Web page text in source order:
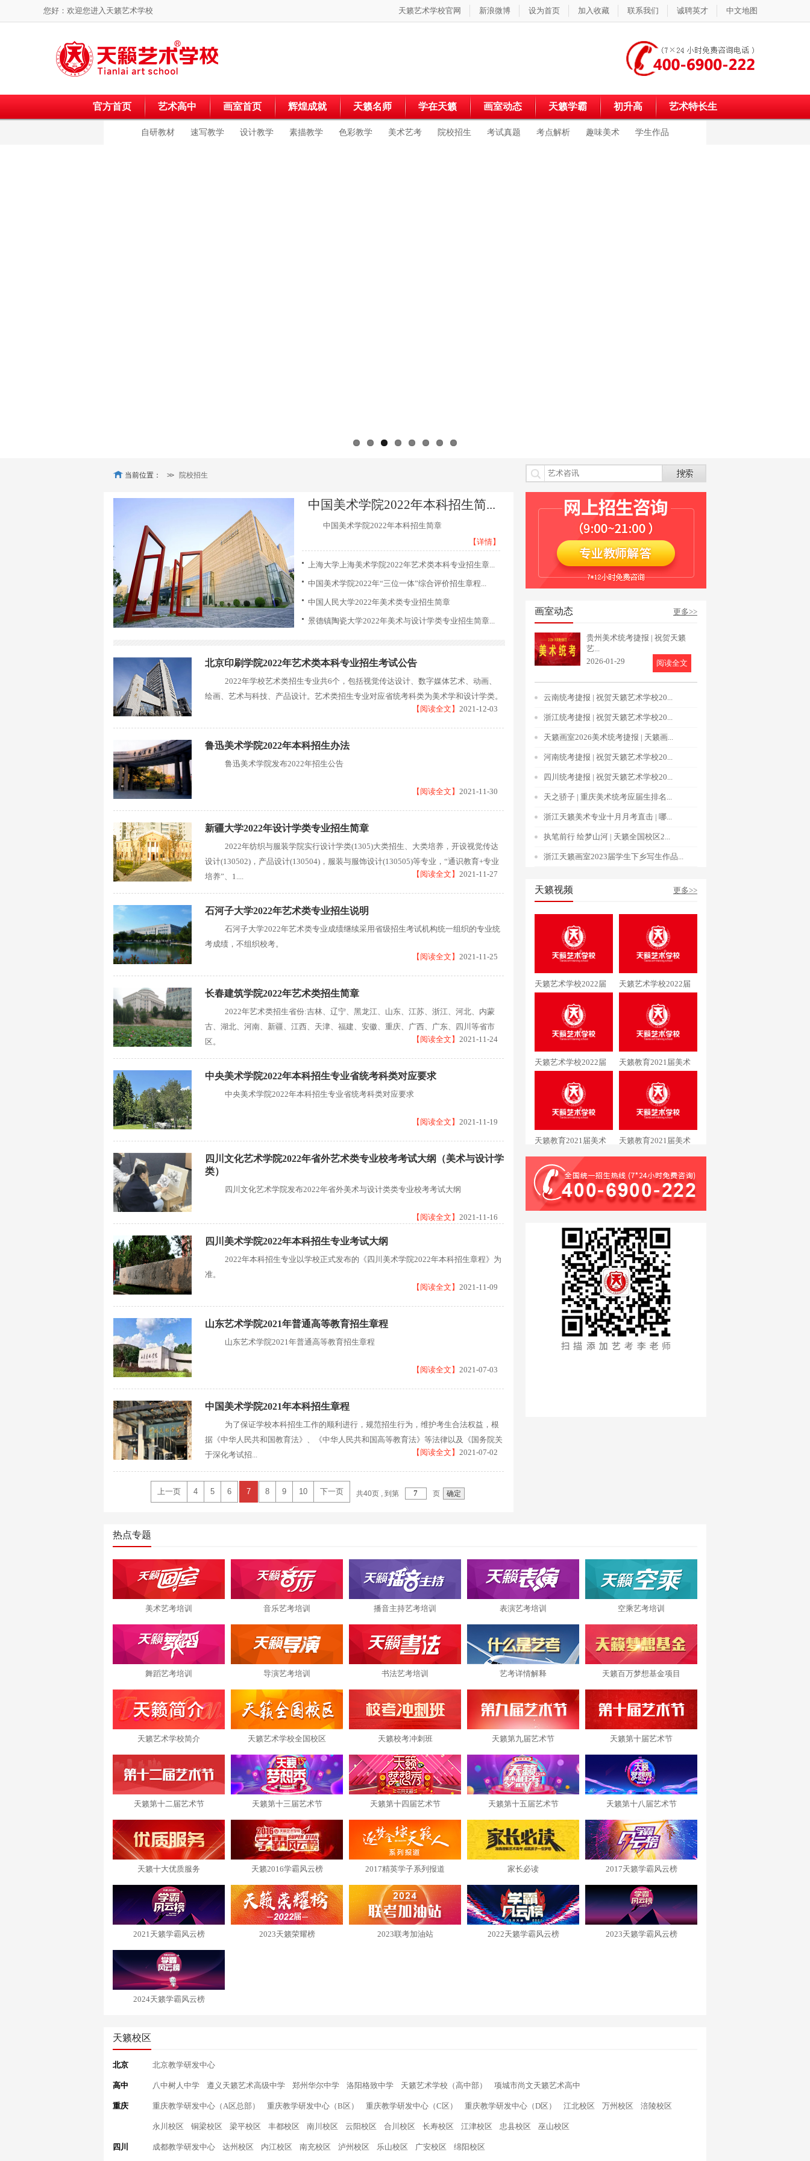
您好：欢迎您进入 天籁艺术学校 天籁艺术学校官网 新浪微博 设为首页 加入收藏 联系我们 诚聘英才 中文地图
官方首页 艺术高中 画室首页 辉煌成就 天籁名师 学在天籁 画室动态 天籁学霸 初升高 艺术特长生
自研教材 速写教学 设计教学 素描教学 色彩教学 美术艺考 院校招生 考试真题 考点解析 趣味美术 学生作品
当前位置： >> 院校招生
中国美术学院2022年本科招生简...
中国美术学院2022年本科招生简章
【详情】
上海大学上海美术学院2022年艺术类本科专业招生章...
中国美术学院2022年“三位一体”综合评价招生章程...
中国人民大学2022年美术类专业招生简章
景德镇陶瓷大学2022年美术与设计学类专业招生简章...
北京印刷学院2022年艺术类本科专业招生考试公告
2022年学校艺术类招生专业共6个，包括视觉传达设计、数字媒体艺术、动画、
绘画、艺术与科技、产品设计。艺术类招生专业对应省统考科类为美术学和设计学类。
【阅读全文】 2021-12-03
鲁迅美术学院2022年本科招生办法
鲁迅美术学院发布2022年招生公告
【阅读全文】 2021-11-30
新疆大学2022年设计学类专业招生简章
2022年纺织与服装学院实行设计学类(1305)大类招生、大类培养，开设视觉传达
设计(130502)，产品设计(130504)，服装与服饰设计(130505)等专业，“通识教育+专业
培养”、1....
【阅读全文】 2021-11-27
石河子大学2022年艺术类专业招生说明
石河子大学2022年艺术类专业成绩继续采用省级招生考试机构统一组织的专业统
考成绩，不组织校考。
【阅读全文】 2021-11-25
长春建筑学院2022年艺术类招生简章
2022年艺术类招生省份:吉林、辽宁、黑龙江、山东、江苏、浙江、河北、内蒙
古、湖北、河南、新疆、江西、天津、福建、安徽、重庆、广西、广东、四川等省市
区。
【阅读全文】 2021-11-24
中央美术学院2022年本科招生专业省统考科类对应要求
中央美术学院2022年本科招生专业省统考科类对应要求
【阅读全文】 2021-11-19
四川文化艺术学院2022年省外艺术类专业校考考试大纲（美术与设计学
类）
四川文化艺术学院发布2022年省外美术与设计类类专业校考考试大纲
【阅读全文】 2021-11-16
四川美术学院2022年本科招生专业考试大纲
2022年本科招生专业以学校正式发布的《四川美术学院2022年本科招生章程》为
准。
【阅读全文】 2021-11-09
山东艺术学院2021年普通高等教育招生章程
山东艺术学院2021年普通高等教育招生章程
【阅读全文】 2021-07-03
中国美术学院2021年本科招生章程
为了保证学校本科招生工作的顺利进行，规范招生行为，维护考生合法权益，根
据《中华人民共和国教育法》、《中华人民共和国高等教育法》等法律以及《国务院关
于深化考试招...
【阅读全文】 2021-07-02
上一页 4 5 6 7 8 9 10 下一页 共40页 , 到第 页 确定
画室动态 更多>>
贵州美术统考捷报 | 祝贺天籁
艺...
2026-01-29
阅读全文
云南统考捷报 | 祝贺天籁艺术学校20...
浙江统考捷报 | 祝贺天籁艺术学校20...
天籁画室2026美术统考捷报 | 天籁画...
河南统考捷报 | 祝贺天籁艺术学校20...
四川统考捷报 | 祝贺天籁艺术学校20...
天之骄子 | 重庆美术统考应届生排名...
浙江天籁美术专业十月月考直击 | 哪...
执笔前行 绘梦山河 | 天籁全国校区2...
浙江天籁画室2023届学生下乡写生作品...
天籁视频 更多>>
天籁艺术学校2022届
美术专业李同学通过清
天籁艺术学校2022届
美术专业阳同学通过中
央美术学院
天籁艺术学校2022届
美术专业黄同学通过中
国美术学院
天籁教育2021届美术
专业潘同学通过清华大
天籁教育2021届美术
专业黄同学通过清华大
学
天籁教育2021届美术
术学院
热点专题
美术艺考培训 音乐艺考培训 播音主持艺考培训 表演艺考培训 空乘艺考培训
舞蹈艺考培训 导演艺考培训 书法艺考培训 艺考详情解释 天籁百万梦想基金项目
天籁艺术学校简介 天籁艺术学校全国校区 天籁校考冲刺班 天籁第九届艺术节 天籁第十届艺术节
天籁第十二届艺术节 天籁第十三届艺术节 天籁第十四届艺术节 天籁第十五届艺术节 天籁第十八届艺术节
天籁十大优质服务 天籁2016学霸风云榜 2017精英学子系列报道 家长必读 2017天籁学霸风云榜
2021天籁学霸风云榜 2023天籁荣耀榜 2023联考加油站 2022天籁学霸风云榜 2023天籁学霸风云榜
2024天籁学霸风云榜
天籁校区
北京 北京教学研发中心
高中 八中树人中学 遵义天籁艺术高级中学 郑州华尔中学 洛阳格致中学 天籁艺术学校（高中部） 项城市尚文天籁艺术高中
重庆 重庆教学研发中心（A区总部） 重庆教学研发中心（B区） 重庆教学研发中心（C区） 重庆教学研发中心（D区） 江北校区 万州校区 涪陵校区
永川校区 铜梁校区 梁平校区 丰都校区 南川校区 云阳校区 合川校区 长寿校区 江津校区 忠县校区 巫山校区
四川 成都教学研发中心 达州校区 内江校区 南充校区 泸州校区 乐山校区 广安校区 绵阳校区